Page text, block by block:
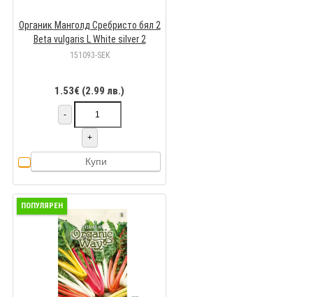
Органик Манголд Сребристо бял 2
Beta vulgaris L White silver 2
151093-SEK
1.53€ (2.99 лв.)
-
+
Купи
ПОПУЛЯРЕН